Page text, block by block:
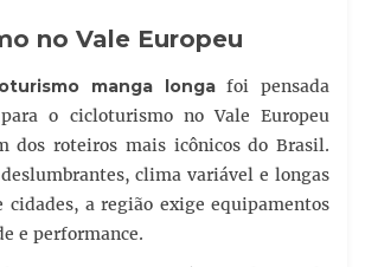
no Vale Europeu
manga longafoi pensada
o cicloturismo no Vale Europeu
dos roteiros mais icônicos do Brasil.
clima variável e longas
cidades, a região exige equipamentos
e performance.